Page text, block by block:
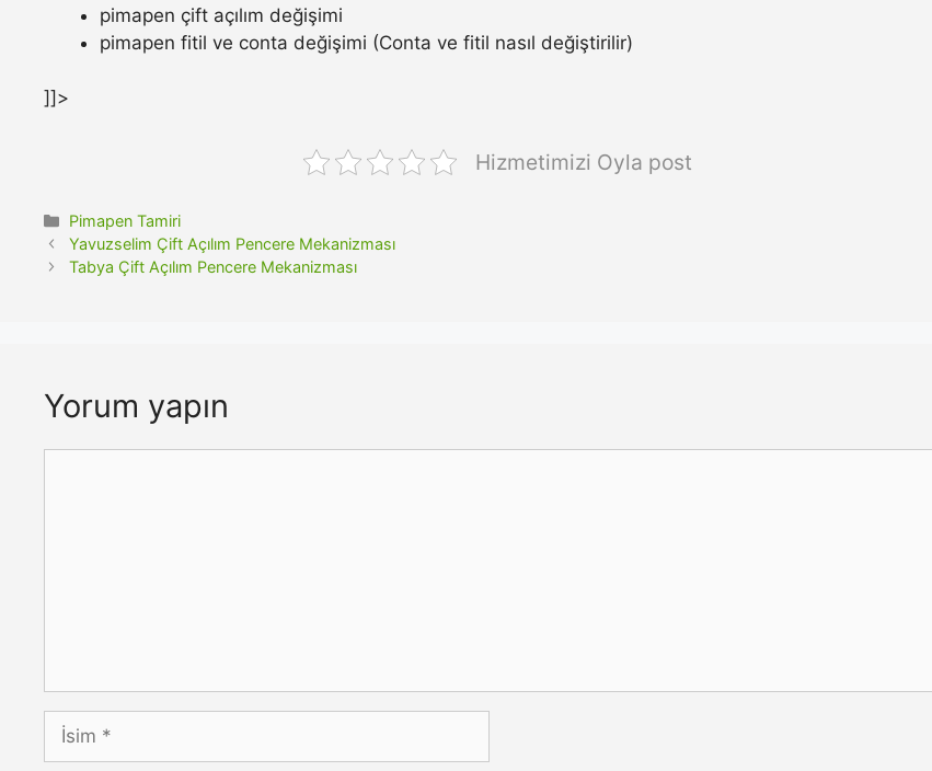
pimapen çift açılım değişimi
pimapen fitil ve conta değişimi (Conta ve fitil nasıl değiştirilir)
]]>
Hizmetimizi Oyla post
Kategoriler
Pimapen Tamiri
Yavuzselim Çift Açılım Pencere Mekanizması
Tabya Çift Açılım Pencere Mekanizması
Yorum yapın
İsim